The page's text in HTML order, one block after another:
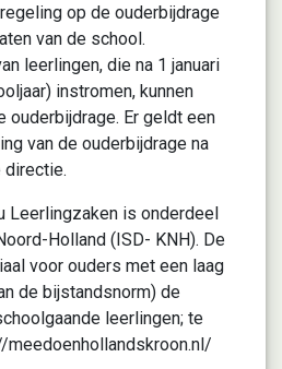
op de ouderbijdrage
van de school.
leerlingen, die na 1 januari
instromen, kunnen
ouderbijdrage. Er geldt een
van de ouderbijdrage na
directie.
Leerlingzaken is onderdeel
Holland (ISD- KNH). De
voor ouders met een laag
de bijstandsnorm) de
leerlingen; te
meedoenhollandskroon.nl/